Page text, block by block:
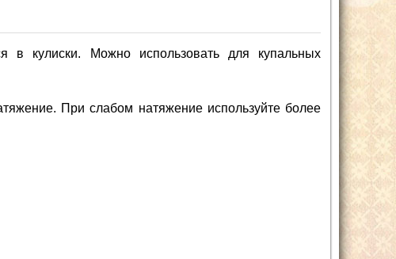
в кулиски. Можно использовать для купальных
При слабом натяжение используйте более